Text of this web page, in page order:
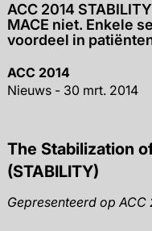
ACC 2014
MACE niet. Enkele
voordeel in
ACC 2014
Nieuws - 30 mrt. 2014
The Stabilization
(STABILITY)
Gepresenteerd op